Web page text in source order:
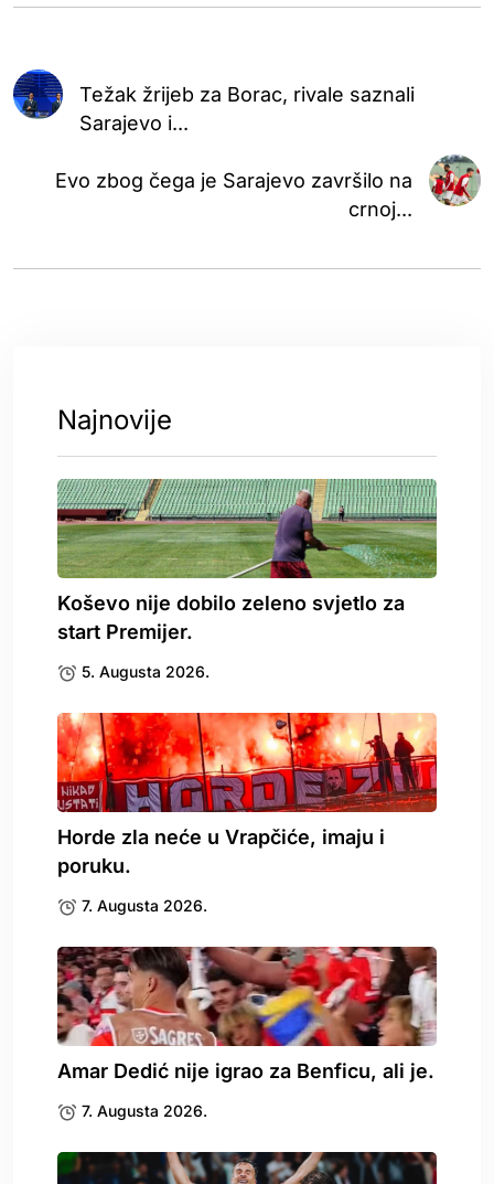
Težak žrijeb za Borac, rivale saznali
Sarajevo i...
Evo zbog čega je Sarajevo završilo na
crnoj...
Najnovije
Koševo nije dobilo zeleno svjetlo za
start Premijer.
5. Augusta 2026.
Horde zla neće u Vrapčiće, imaju i
poruku.
7. Augusta 2026.
Amar Dedić nije igrao za Benficu, ali je.
7. Augusta 2026.